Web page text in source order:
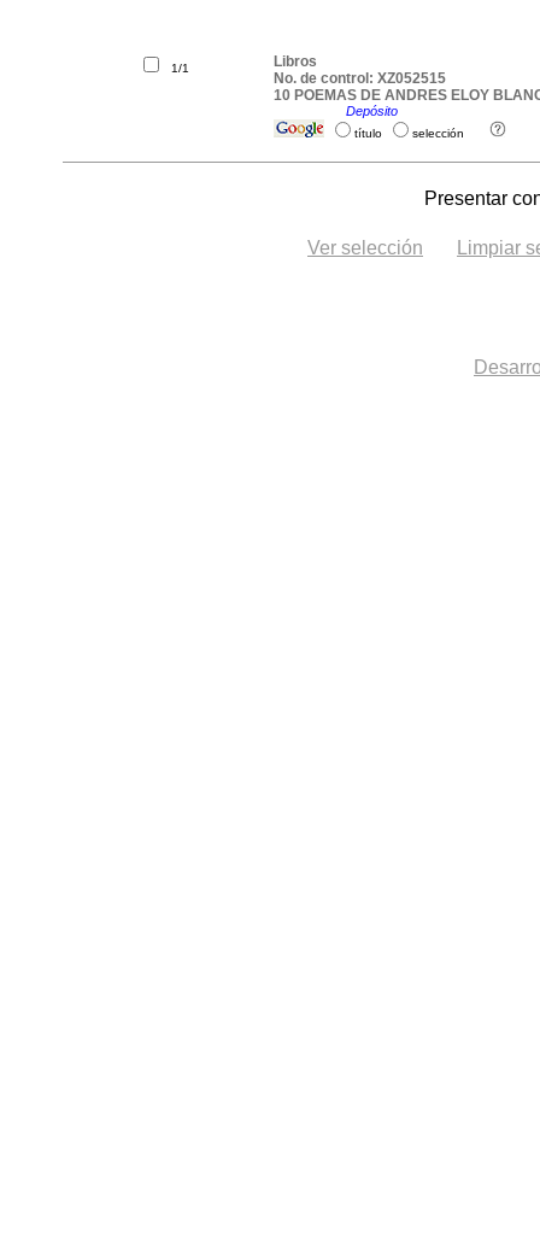
1/1
Libros
No. de control: XZ052515
10 POEMAS DE ANDRES ELOY
Depósito
título selección
Presentar
Ver selección Limpiar